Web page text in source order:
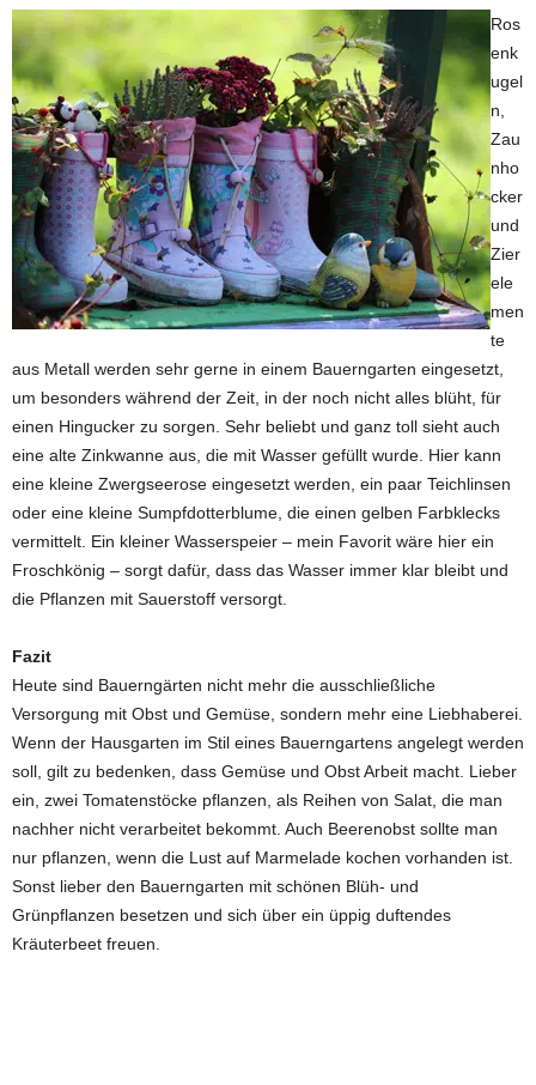
Ros
enk
ugel
n,
Zau
nho
cker
und
Zier
ele
men
te
aus Metall werden sehr gerne in einem Bauerngarten eingesetzt,
um besonders während der Zeit, in der noch nicht alles blüht, für
einen Hingucker zu sorgen. Sehr beliebt und ganz toll sieht auch
eine alte Zinkwanne aus, die mit Wasser gefüllt wurde. Hier kann
eine kleine Zwergseerose eingesetzt werden, ein paar Teichlinsen
oder eine kleine Sumpfdotterblume, die einen gelben Farbklecks
vermittelt. Ein kleiner Wasserspeier – mein Favorit wäre hier ein
Froschkönig – sorgt dafür, dass das Wasser immer klar bleibt und
die Pflanzen mit Sauerstoff versorgt.
Fazit
Heute sind Bauerngärten nicht mehr die ausschließliche
Versorgung mit Obst und Gemüse, sondern mehr eine Liebhaberei.
Wenn der Hausgarten im Stil eines Bauerngartens angelegt werden
soll, gilt zu bedenken, dass Gemüse und Obst Arbeit macht. Lieber
ein, zwei Tomatenstöcke pflanzen, als Reihen von Salat, die man
nachher nicht verarbeitet bekommt. Auch Beerenobst sollte man
nur pflanzen, wenn die Lust auf Marmelade kochen vorhanden ist.
Sonst lieber den Bauerngarten mit schönen Blüh- und
Grünpflanzen besetzen und sich über ein üppig duftendes
Kräuterbeet freuen.